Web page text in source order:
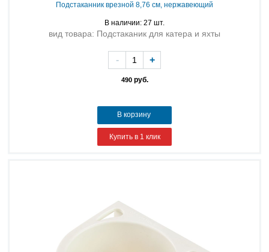
Подстаканник врезной 8,76 см, нержавеющий
В наличии: 27 шт.
вид товара: Подстаканик для катера и яхты
490руб.
- +
В корзину
Купить в 1 клик